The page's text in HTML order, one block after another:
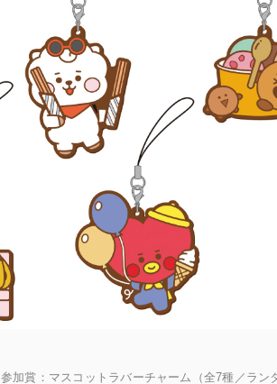
参加賞：マスコットラバーチャーム（全7種／ラン